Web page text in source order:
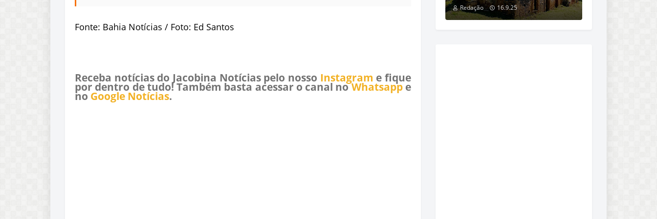
Fonte: Bahia Notícias / Foto: Ed Santos
Receba notícias do Jacobina Notícias pelo nosso Instagram e fique
por dentro de tudo! Também basta acessar o canal noWhatsappe
no Google Notícias.
Redação 16.9.25